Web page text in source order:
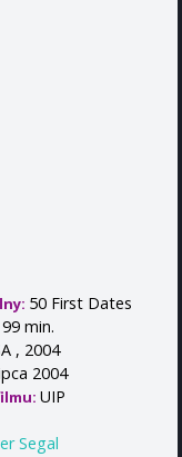
50 First Dates
99 min.
, 2004
2004
UIP
Segal